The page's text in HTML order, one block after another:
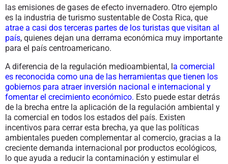
las emisiones de gases de efecto invernadero. Otro ejemplo
es la industria de turismo sustentable de Costa Rica, que
atrae a casi dos terceras partes de los turistas que visitan al
país, quienes dejan una derrama económica muy importante
para el país centroamericano.
A diferencia de la regulación medioambiental, l a comercial
es reconocida como una de las herramientas que tienen los
gobiernos para atraer inversión nacional e internacional y
fomentar el crecimiento económico. Esto puede estar detrás
de la brecha entre la aplicación de la regulación ambiental y
la comercial en todos los estados del país. Existen
incentivos para cerrar esta brecha, ya que las políticas
ambientales pueden complementar al comercio, gracias a la
creciente demanda internacional por productos ecológicos,
lo que ayuda a reducir la contaminación y estimular el